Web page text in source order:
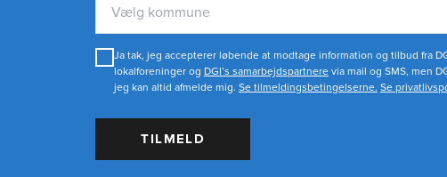
Vælg kommune
Ja tak, jeg accepterer løbende at modtage information og tilbud fra
lokalforeninger og DGI’s samarbejdspartnerevia mail og SMS, men
jeg kan altid afmelde mig. Se tilmeldingsbetingelserne. Se
TILMELD